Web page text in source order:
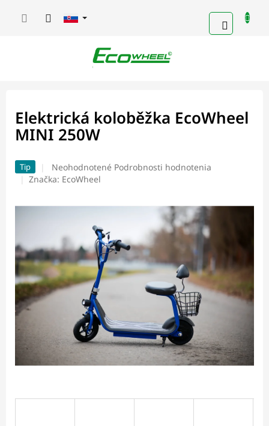
KOŠÍK
Elektrická koloběžka EcoWheel
MINI 250W
Tip
Priemerné
hodnotenie
hviezdičiek.
Neohodnotené Podrobnosti hodnotenia
Značka: EcoWheel